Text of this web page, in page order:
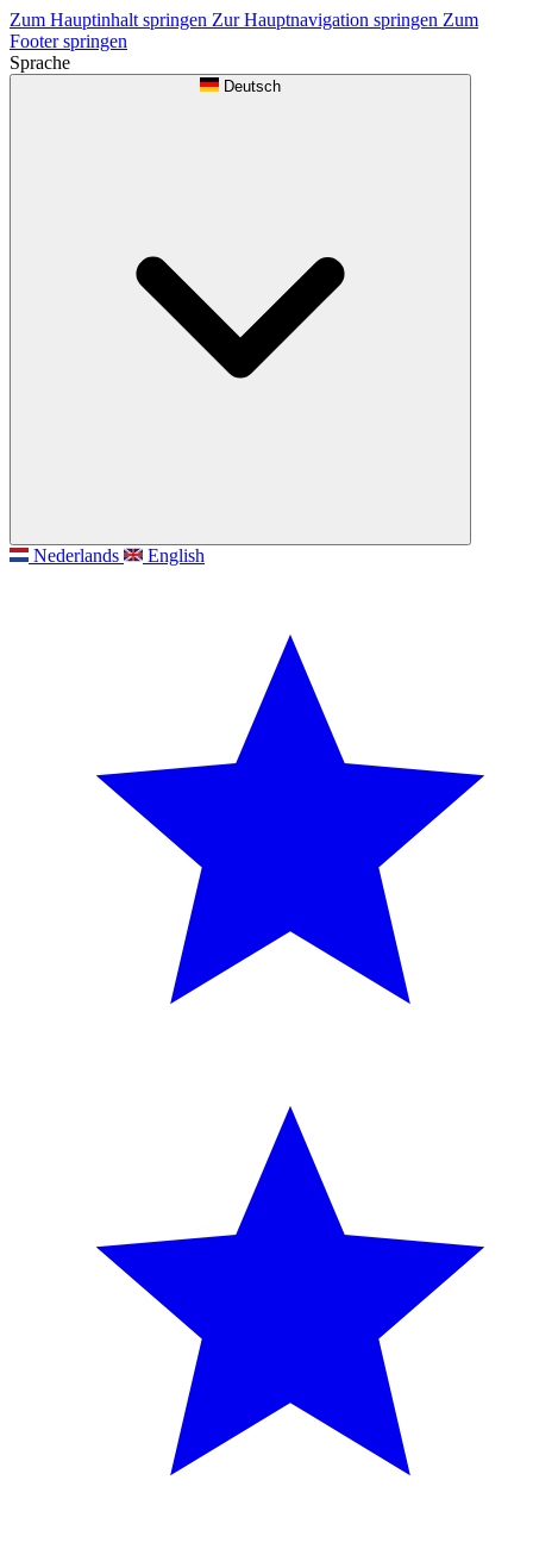
Zum Hauptinhalt springen Zur Hauptnavigation springen Zum
Footer springen
Sprache
Deutsch
Nederlands English